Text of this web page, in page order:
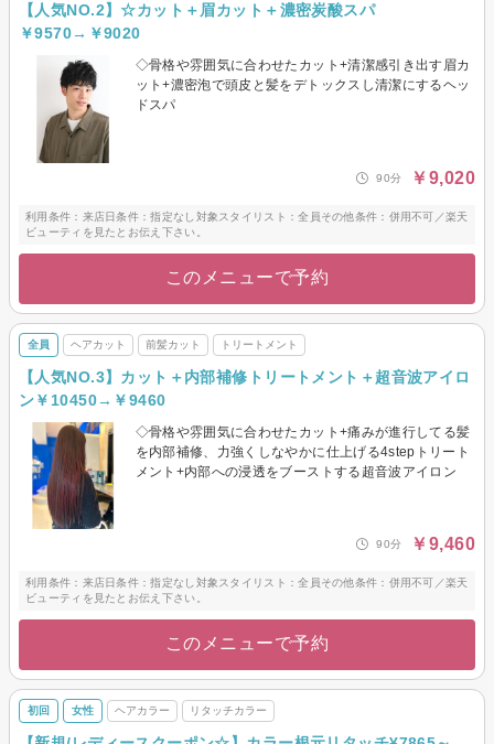
【人気NO.2】☆カット＋眉カット＋濃密炭酸スパ
￥9570→￥9020
◇骨格や雰囲気に合わせたカット+清潔感引き出す眉カ
ット+濃密泡で頭皮と髪をデトックスし清潔にするヘッ
ドスパ
90分 ￥9,020
利用条件：来店日条件：指定なし対象スタイリスト：全員その他条件：併用不可／楽天
ビューティを見たとお伝え下さい。
このメニューで予約
全員 ヘアカット 前髪カット トリートメント
【人気NO.3】カット＋内部補修トリートメント＋超音波アイロ
ン￥10450→￥9460
◇骨格や雰囲気に合わせたカット+痛みが進行してる髪
を内部補修、力強くしなやかに仕上げる4stepトリート
メント+内部への浸透をブーストする超音波アイロン
90分 ￥9,460
利用条件：来店日条件：指定なし対象スタイリスト：全員その他条件：併用不可／楽天
ビューティを見たとお伝え下さい。
このメニューで予約
初回 女性 ヘアカラー リタッチカラー